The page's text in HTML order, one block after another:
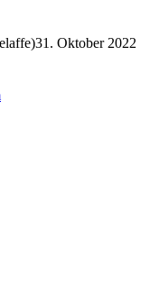
31. Oktober 2022